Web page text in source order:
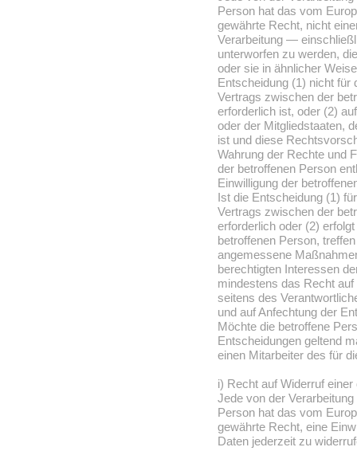
Person hat das vom
gewährte Recht, nicht
Verarbeitung —
unterworfen zu werden,
oder sie in ähnlicher
Entscheidung (1) nicht für
Vertrags zwischen der
erforderlich ist, oder (2)
oder der Mitgliedstaaten,
ist und diese
Wahrung der Rechte und
der betroffenen Person
Einwilligung der
Ist die Entscheidung (1)
Vertrags zwischen der
erforderlich oder (2)
betroffenen Person,
angemessene
berechtigten Interessen
mindestens das Recht
seitens des
und auf Anfechtung der
Möchte die betroffene
Entscheidungen geltend
einen Mitarbeiter des für
i) Recht auf Widerruf
Jede von der
Person hat das vom
gewährte Recht, eine
Daten jederzeit zu